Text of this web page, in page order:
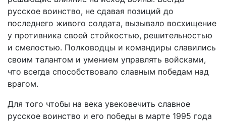
русское воинство, не сдавая позиций до
последнего живого солдата, вызывало восхищение
у противника своей стойкостью, решительностью
и смелостью. Полководцы и командиры славились
своим талантом и умением управлять войсками,
что всегда способствовало славным победам над
врагом.
Для того чтобы на века увековечить славное
русское воинство и его победы в марте 1995 года